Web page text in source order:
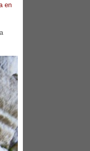
en